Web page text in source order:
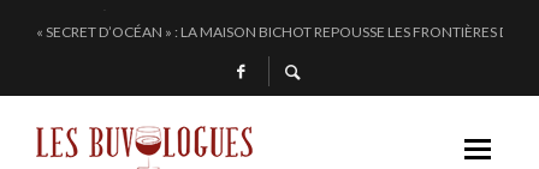
« SECRET D’OCÉAN » : LA MAISON BICHOT REPOUSSE LES FRONTIÈRES DE
SAMUEL BILLAUD FAIT BRILLER 2024
CHEZ DOMINIQUE GRUHIER, C’EST BULLE, BLANC, ROUGE !